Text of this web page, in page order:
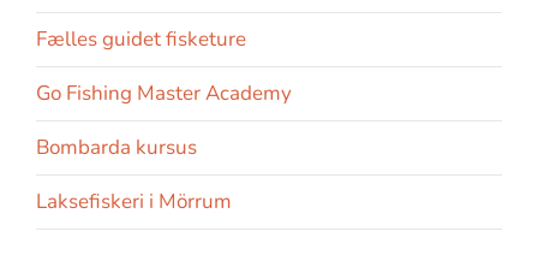
Fælles guidet fisketure
Go Fishing Master Academy
Bombarda kursus
Laksefiskeri i Mörrum